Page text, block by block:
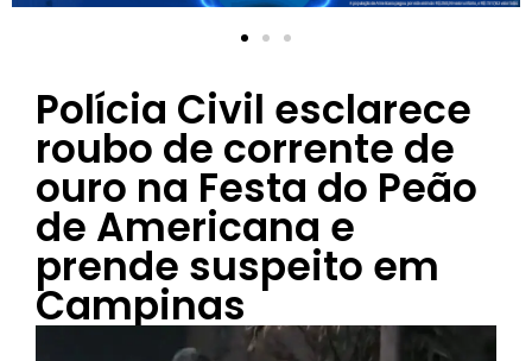
Polícia Civil esclarece
roubo de corrente de
ouro na Festa do Peão
de Americana e
prende suspeito em
Campinas